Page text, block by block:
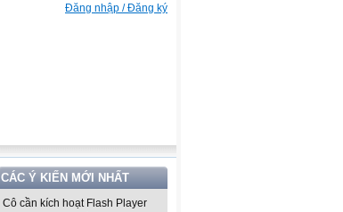
Đăng nhập / Đăng ký
CÁC Ý KIẾN MỚI NHẤT
Cô cần kích hoạt Flash Player